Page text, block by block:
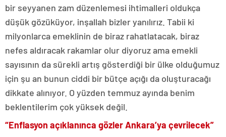
bir seyyanen zam düzenlemesi ihtimalleri oldukça
düşük gözüküyor, inşallah bizler yanılırız. Tabii ki
milyonlarca emeklinin de biraz rahatlatacak, biraz
nefes aldıracak rakamlar olur diyoruz ama emekli
sayısının da sürekli artış gösterdiği bir ülke olduğumuz
için şu an bunun ciddi bir bütçe açığı da oluşturacağı
dikkate alınıyor. O yüzden temmuz ayında benim
beklentilerim çok yüksek değil.
“Enflasyon açıklanınca gözler Ankara’ya çevrilecek”